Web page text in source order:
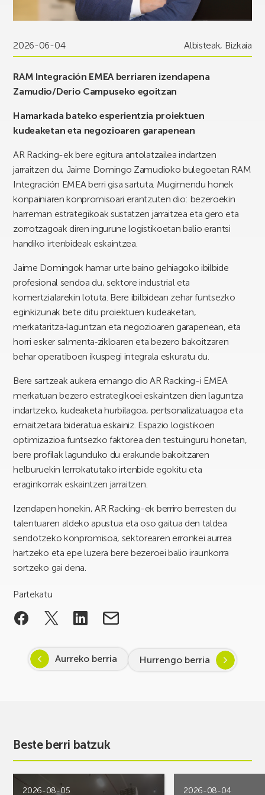
2026-06-04 Albisteak, Bizkaia
RAM Integración EMEA berriaren izendapena
Zamudio/Derio Campuseko egoitzan
Hamarkada bateko esperientzia proiektuen
kudeaketan eta negozioaren garapenean
AR Racking-ek bere egitura antolatzailea indartzen
jarraitzen du, Jaime Domingo Zamudioko bulegoetan RAM
Integración EMEA berri gisa sartuta. Mugimendu honek
konpainiaren konpromisoari erantzuten dio: bezeroekin
harreman estrategikoak sustatzen jarraitzea eta gero eta
zorrotzagoak diren ingurune logistikoetan balio erantsi
handiko irtenbideak eskaintzea.
Jaime Domingok hamar urte baino gehiagoko ibilbide
profesional sendoa du, sektore industrial eta
komertzialarekin lotuta. Bere ibilbidean zehar funtsezko
eginkizunak bete ditu proiektuen kudeaketan,
merkataritza‑laguntzan eta negozioaren garapenean, eta
horri esker salmenta‑zikloaren eta bezero bakoitzaren
behar operatiboen ikuspegi integrala eskuratu du.
Bere sartzeak aukera emango dio AR Racking-i EMEA
merkatuan bezero estrategikoei eskaintzen dien laguntza
indartzeko, kudeaketa hurbilagoa, pertsonalizatuagoa eta
emaitzetara bideratua eskainiz. Espazio logistikoen
optimizazioa funtsezko faktorea den testuinguru honetan,
bere profilak lagunduko du erakunde bakoitzaren
helburuekin lerrokatutako irtenbide egokitu eta
eraginkorrak eskaintzen jarraitzen.
Izendapen honekin, AR Racking-ek berriro berresten du
talentuaren aldeko apustua eta oso gaitua den taldea
sendotzeko konpromisoa, sektorearen erronkei aurrea
hartzeko eta epe luzera bere bezeroei balio iraunkorra
sortzeko gai dena.
Partekatu
Aurreko berria Hurrengo berria
Beste berri batzuk
2026-08-05 2026-08-04